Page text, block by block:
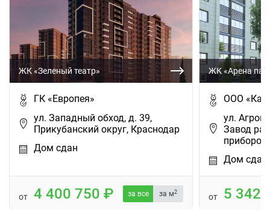
ЖК «Зеленый театр»
ГК «Европея»
ул. Западный обход, д. 39,
Прикубанский округ, Краснодар
Дом сдан
от 4 400 750 за все за м2
ЖК «Арена
ООО
ул.
Завод
Дом сдан
от 5 342